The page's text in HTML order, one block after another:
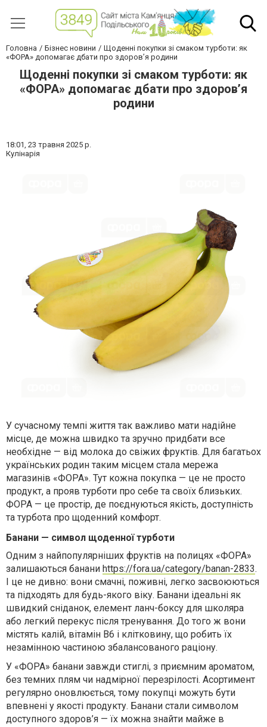
Головна Бізнес новини
Щоденні покупки зі смаком турботи: як
«ФОРА» допомагає дбати про здоров’я родини
Щоденні покупки зі смаком турботи: як
«ФОРА» допомагає дбати про здоров’я
родини
18:01, 23 травня 2025 р.
Кулінарія
У сучасному темпі життя так важливо мати надійне
місце, де можна швидко та зручно придбати все
необхідне — від молока до свіжих фруктів. Для багатьох
українських родин таким місцем стала мережа
магазинів «ФОРА». Тут кожна покупка — це не просто
продукт, а прояв турботи про себе та своїх близьких.
ФОРА — це простір, де поєднуються якість, доступність
та турбота про щоденний комфорт.
Банани — символ щоденної турботи
Одним з найпопулярніших фруктів на полицях «ФОРА»
залишаються банани https://fora.ua/category/banan-2833.
І це не дивно: вони смачні, поживні, легко засвоюються
та підходять для будь-якого віку. Банани ідеальні як
швидкий сніданок, елемент ланч-боксу для школяра
або легкий перекус після тренування. До того ж вони
містять калій, вітамін B6 і клітковину, що робить їх
незамінною частиною збалансованого раціону.
У «ФОРА» банани завжди стиглі, з приємним ароматом,
без темних плям чи надмірної перезрілості. Асортимент
регулярно оновлюється, тому покупці можуть бути
впевнені у якості продукту. Банани стали символом
доступного здоров’я — їх можна знайти майже в